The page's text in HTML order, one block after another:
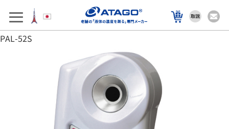
アフターサポート
製品を選ぶ
PAL-52S